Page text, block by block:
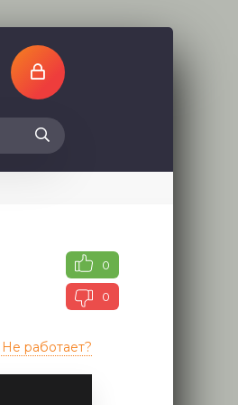
0
0
Не работает?